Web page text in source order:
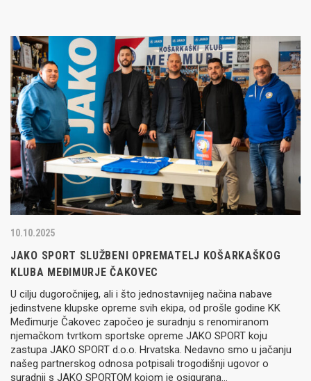
10.10.2025
JAKO SPORT SLUŽBENI OPREMATELJ KOŠARKAŠKOG
KLUBA MEĐIMURJE ČAKOVEC
U cilju dugoročnijeg, ali i što jednostavnijeg načina nabave
jedinstvene klupske opreme svih ekipa, od prošle godine KK
Međimurje Čakovec započeo je suradnju s renomiranom
njemačkom tvrtkom sportske opreme JAKO SPORT koju
zastupa JAKO SPORT d.o.o. Hrvatska. Nedavno smo u jačanju
našeg partnerskog odnosa potpisali trogodišnji ugovor o
suradnji s JAKO SPORTOM kojom je osigurana…